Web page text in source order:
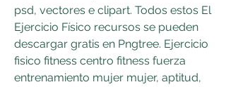
psd, vectores e clipart. Todos estos El
Ejercicio Físico recursos se pueden
descargar gratis en Pngtree. Ejercicio
fisico fitness centro fitness fuerza
entrenamiento mujer mujer, aptitud,